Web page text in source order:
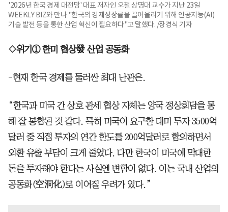
'2026년 한국 경제 대전망' 대표 저자인 오철 상명대 교수가 지난 23일
WEEKLY BIZ와 만나 "한국의 경제성장률을 끌어올리기 위해 인공지능(AI)
기술 발전 등을 통한 산업 혁신이 필요하다"고 말했다. /장경식 기자
◇위기① 한미 협상發 산업 공동화
-현재 한국 경제를 둘러싼 최대 난관은.
“한국과 미국 간 상호 관세 협상 자체는 양국 정상회담을 통
해 잘 봉합된 것 같다. 특히 미국이 요구한 대미 투자 3500억
달러 중 직접 투자의 연간 한도를 200억달러로 합의하면서
외환 유출 부담이 크게 줄었다. 다만 한국이 미국에 막대한
돈을 투자해야 한다는 사실엔 변함이 없다. 이는 국내 산업의
공동화(空洞化)로 이어질 우려가 있다.”